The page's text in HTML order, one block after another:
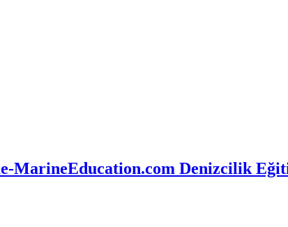
e-MarineEducation.com Denizcilik